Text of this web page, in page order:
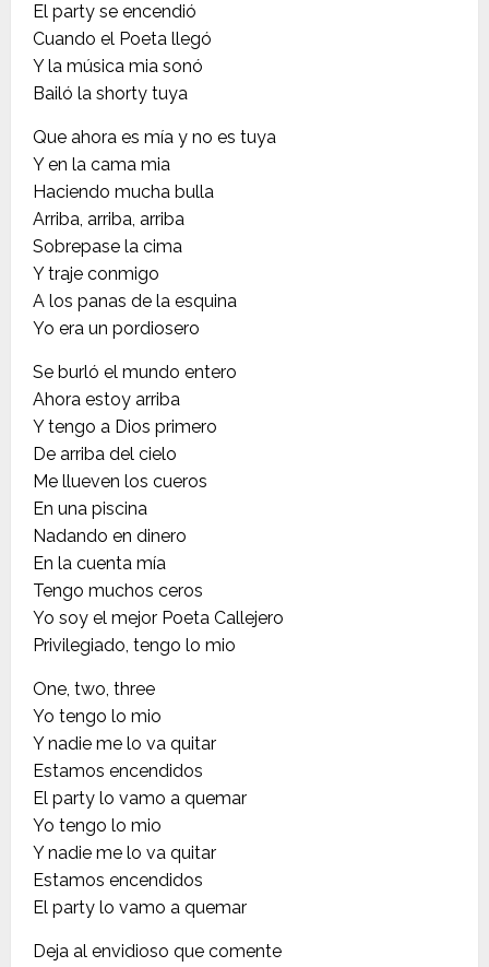
El party se encendió
Cuando el Poeta llegó
Y la música mia sonó
Bailó la shorty tuya
Que ahora es mía y no es tuya
Y en la cama mia
Haciendo mucha bulla
Arriba, arriba, arriba
Sobrepase la cima
Y traje conmigo
A los panas de la esquina
Yo era un pordiosero
Se burló el mundo entero
Ahora estoy arriba
Y tengo a Dios primero
De arriba del cielo
Me llueven los cueros
En una piscina
Nadando en dinero
En la cuenta mía
Tengo muchos ceros
Yo soy el mejor Poeta Callejero
Privilegiado, tengo lo mio
One, two, three
Yo tengo lo mio
Y nadie me lo va quitar
Estamos encendidos
El party lo vamo a quemar
Yo tengo lo mio
Y nadie me lo va quitar
Estamos encendidos
El party lo vamo a quemar
Deja al envidioso que comente